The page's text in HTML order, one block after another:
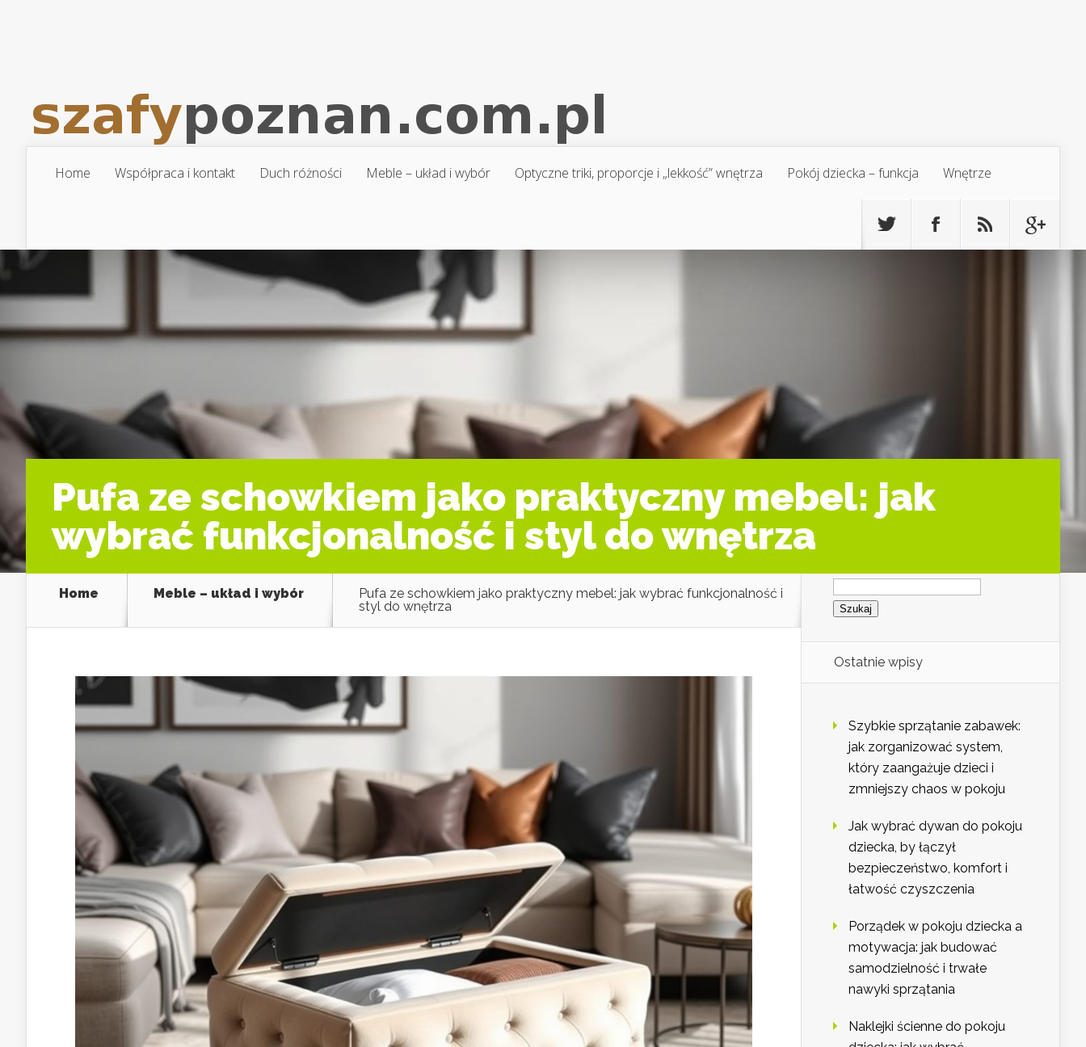
Home Współpraca i kontakt Duch różności Meble – układ i wybór Optyczne triki, proporcje i „lekkość” wnętrza Pokój dziecka – funkcja Wnętrze
Pufa ze schowkiem jako praktyczny mebel: jak
wybrać funkcjonalność i styl do wnętrza
Home Meble – układ i wybór
Pufa ze schowkiem jako praktyczny mebel: jak wybrać funkcjonalność i
styl do wnętrza
Szukaj:
Ostatnie wpisy
Szybkie sprzątanie zabawek:
jak zorganizować system,
który zaangażuje dzieci i
zmniejszy chaos w pokoju
Jak wybrać dywan do pokoju
dziecka, by łączył
bezpieczeństwo, komfort i
łatwość czyszczenia
Porządek w pokoju dziecka a
motywacja: jak budować
samodzielność i trwałe
nawyki sprzątania
Naklejki ścienne do pokoju